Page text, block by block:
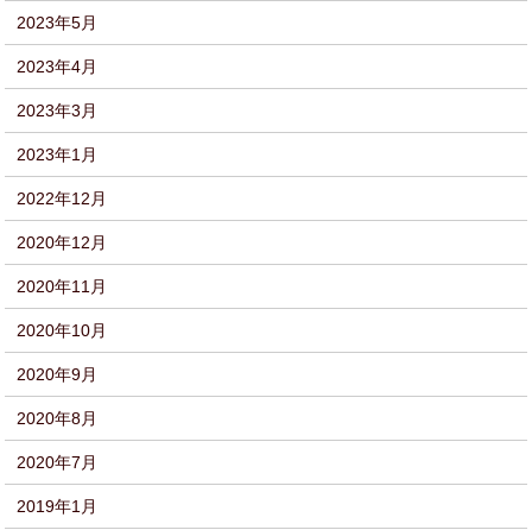
2023年5月
2023年4月
2023年3月
2023年1月
2022年12月
2020年12月
2020年11月
2020年10月
2020年9月
2020年8月
2020年7月
2019年1月